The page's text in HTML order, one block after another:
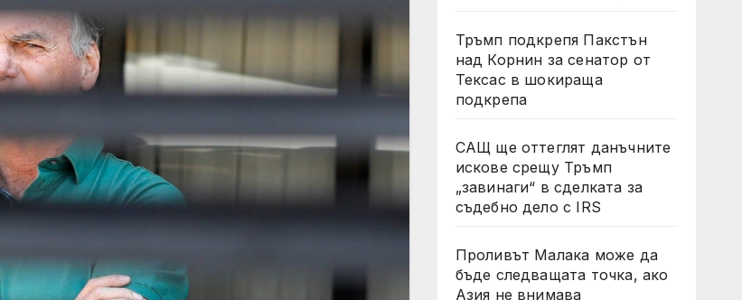
Тръмп подкрепя Пакстън
над Корнин за сенатор от
Тексас в шокираща
подкрепа
САЩ ще оттеглят данъчните
искове срещу Тръмп
„завинаги“ в сделката за
съдебно дело с IRS
Проливът Малака може да
бъде следващата точка, ако
Азия не внимава